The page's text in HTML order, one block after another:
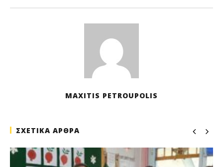
MAXITIS PETROUPOLIS
ΣΧΕΤΙΚΑ ΑΡΘΡΑ